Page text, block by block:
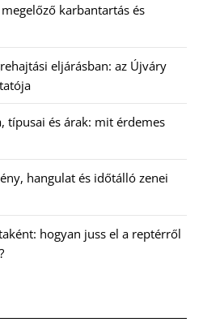
karbantartás és
eljárásban: az Újváry
típusai és árak: mit érdemes
hangulat és időtálló zenei
hogyan juss el a reptérről